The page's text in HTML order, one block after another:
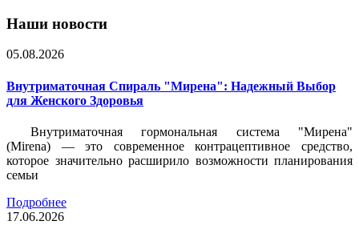
Наши новости
05.08.2026
Внутриматочная Спираль "Мирена": Надежный Выбор
для Женского Здоровья
Внутриматочная гормональная система "Мирена"
(Mirena) — это современное контрацептивное средство,
которое значительно расширило возможности планирования
семьи
Подробнее
17.06.2026